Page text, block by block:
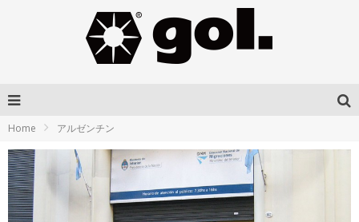
Home アルゼンチン